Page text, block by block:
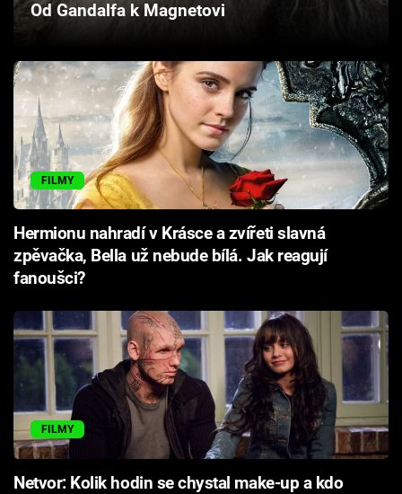
TV Program
Sledujte prima+
Přihlášení
Sledujte nás
Od Gandalfa k Magnetovi
FILMY
Hermionu nahradí v Krásce a zvířeti slavná
zpěvačka, Bella už nebude bílá. Jak reagují
fanoušci?
FILMY
Netvor: Kolik hodin se chystal make-up a kdo